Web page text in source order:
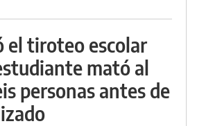
el tiroteo escolar
mató al
personas antes de